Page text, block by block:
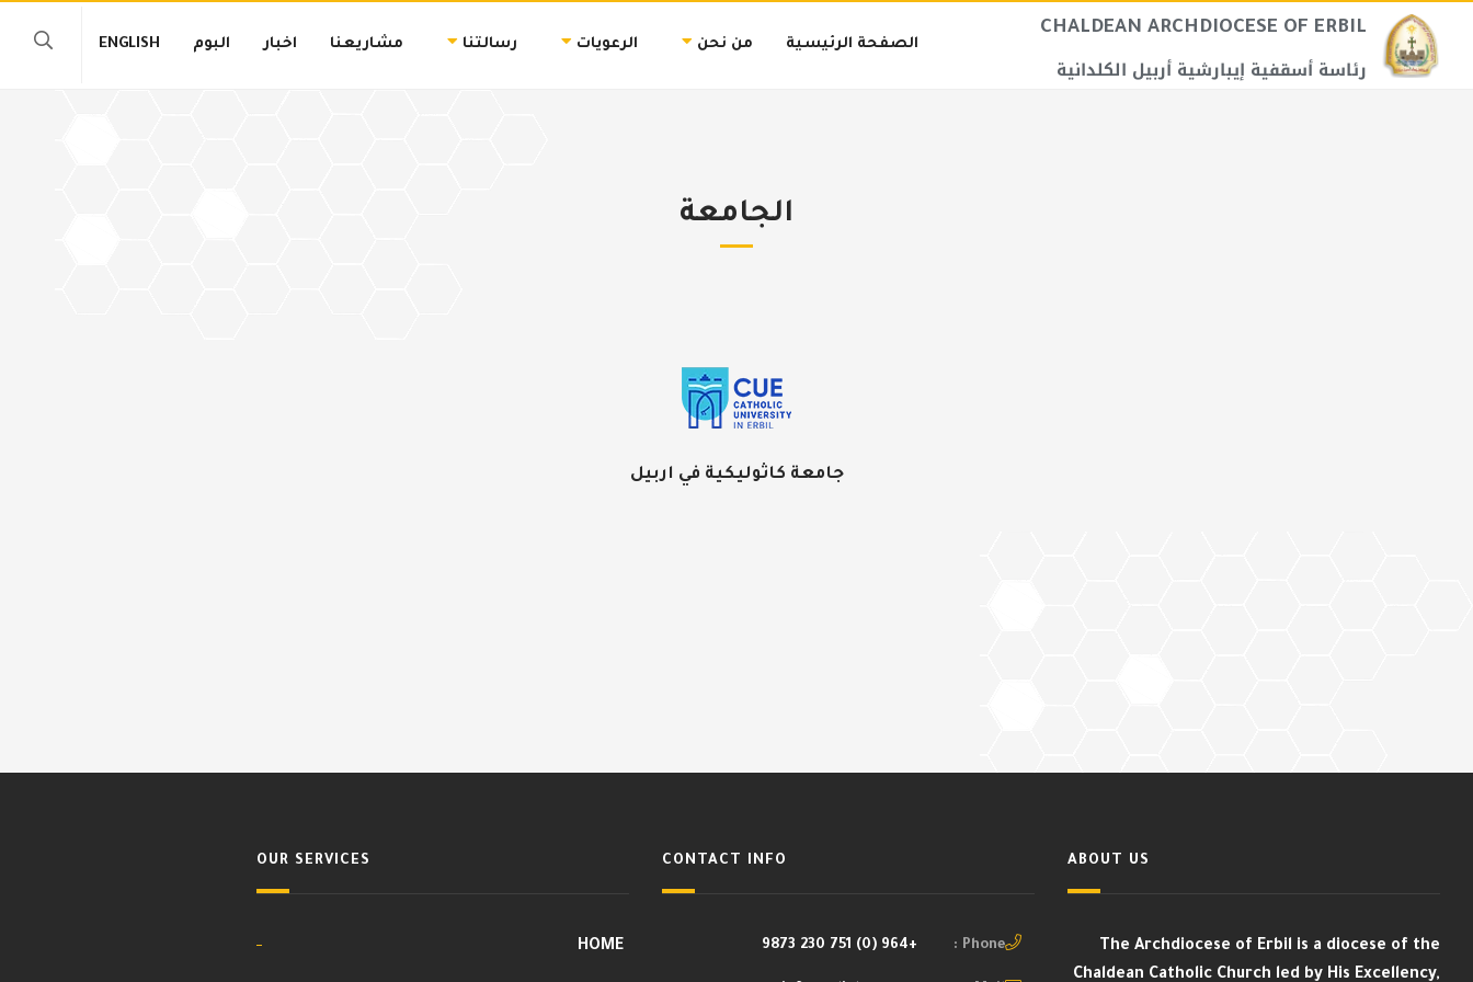
CHALDEAN ARCHDIOCESE OF ERBIL​
رئاسة أسقفية إيبارشية أربيل الكلدانية
الصفحة الرئيسية من نحن الرعويات رسالتنا مشاريعنا اخبار البوم ENGLISH
الجامعة
جامعة كاثوليكية في اربيل
ABOUT US
The Archdiocese of Erbil is a diocese of the
Chaldean Catholic Church led by His Excellency,
CONTACT INFO
Phone :
+964 (0) 751 230 9873
OUR SERVICES
HOME